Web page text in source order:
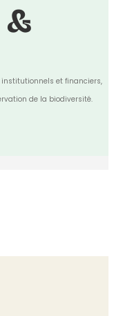
et financiers,
de la biodiversité.